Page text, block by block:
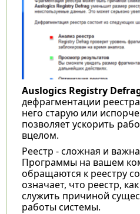
Auslogics Registry
дефрагментации
него старую или
позволяет ускорить
вцелом.
Реестр - сложная и
Программы на вашем
обращаются к реестру
означает, что реестр,
служить причиной
работы системы.